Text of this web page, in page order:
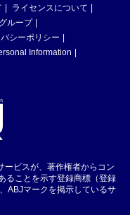
ライセンスについて
ループ
シーポリシー
Information
ービスが、著作権者からコン
ることを示す登録商標（登録
ABJマークを掲示しているサ